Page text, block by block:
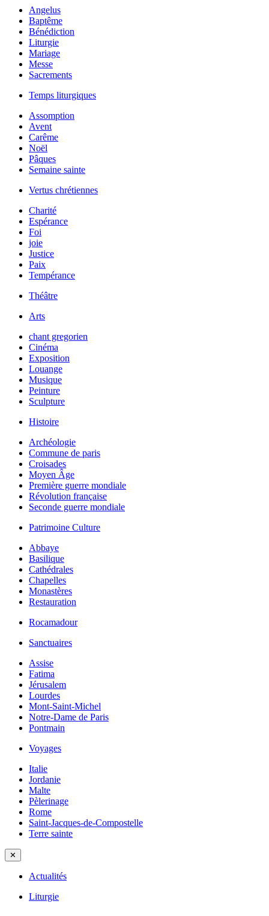
Angelus
Baptême
Bénédiction
Liturgie
Mariage
Messe
Sacrements
Temps liturgiques
Assomption
Avent
Carême
Noël
Pâques
Semaine sainte
Vertus chrétiennes
Charité
Espérance
Foi
joie
Justice
Paix
Tempérance
Théâtre
Arts
chant gregorien
Cinéma
Exposition
Louange
Musique
Peinture
Sculpture
Histoire
Archéologie
Commune de paris
Croisades
Moyen Âge
Première guerre mondiale
Révolution française
Seconde guerre mondiale
Patrimoine Culture
Abbaye
Basilique
Cathédrales
Chapelles
Monastères
Restauration
Rocamadour
Sanctuaires
Assise
Fatima
Jérusalem
Lourdes
Mont-Saint-Michel
Notre-Dame de Paris
Pontmain
Voyages
Italie
Jordanie
Malte
Pèlerinage
Rome
Saint-Jacques-de-Compostelle
Terre sainte
✕
Actualités
Liturgie